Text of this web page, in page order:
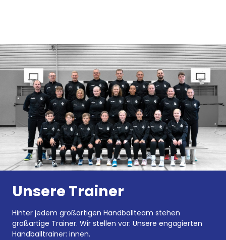
Bild
Unsere Trainer
Hinter jedem großartigen Handballteam stehen
großartige Trainer. Wir stellen vor: Unsere engagierten
Handballtrainer: innen.